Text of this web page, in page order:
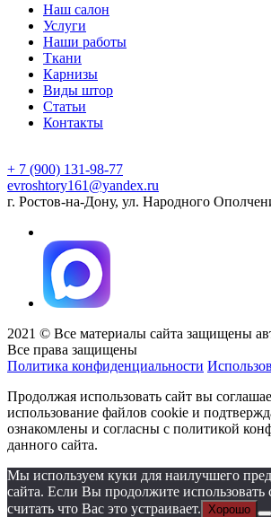
Наш салон
Услуги
Наши работы
Ткани
Карнизы
Виды штор
Статьи
Контакты
+ 7 (900) 131-98-77
evroshtory161@yandex.ru
г. Ростов-на-Дону, ул. Народного
2021 © Все материалы сайта защищены
Все права защищены
Политика конфиденциальности
Продолжая использовать сайт вы
использование файлов cookie и
ознакомлены и согласны с политикой
данного сайта.
Мы используем куки для наилучшего
сайта. Если Вы продолжите использовать
считать что Вас это устраивает.
Хорошо